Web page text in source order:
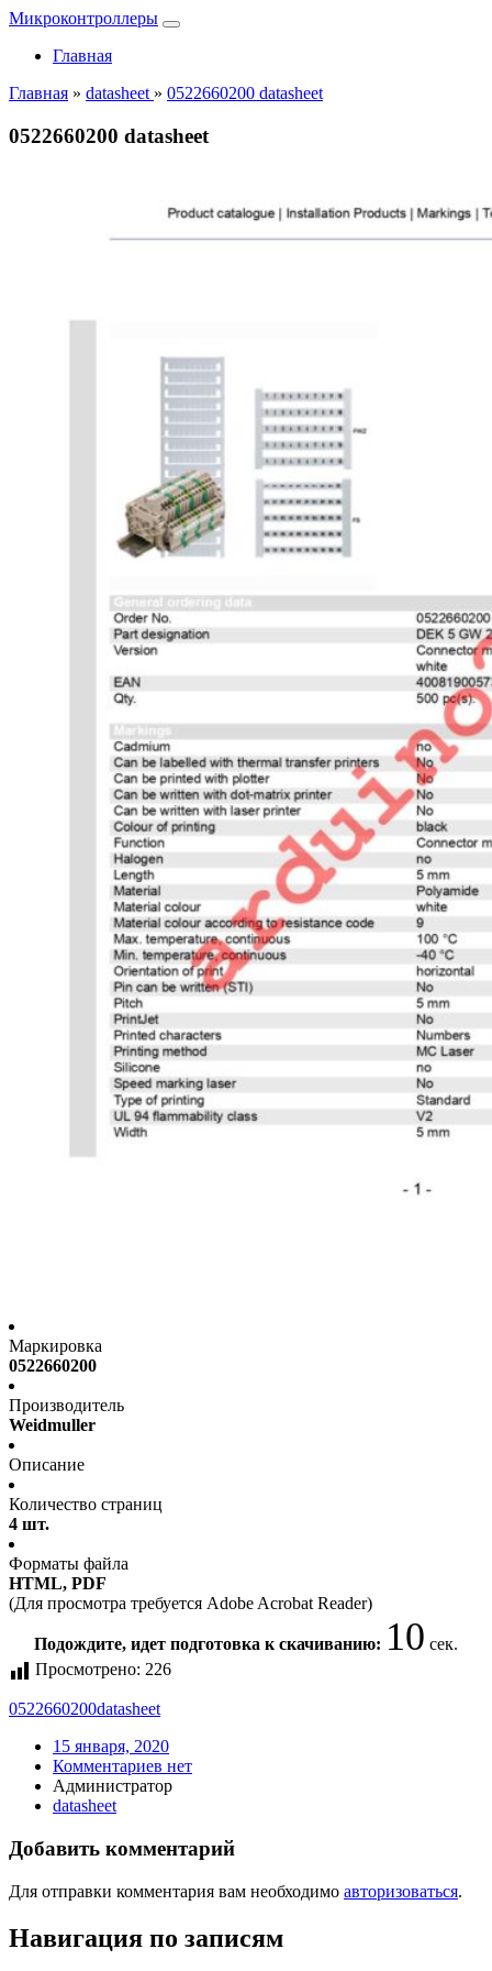
Микроконтроллеры
Главная
Главная » datasheet » 0522660200 datasheet
0522660200 datasheet
Маркировка
0522660200
Производитель
Weidmuller
Описание
Количество страниц
4 шт.
Форматы файла
HTML, PDF
(Для просмотра требуется Adobe Acrobat Reader)
Подождите, идет подготовка к скачиванию: 10 сек.
Просмотрено: 226
0522660200datasheet
15 января, 2020
Комментариев нет
Администратор
datasheet
Добавить комментарий
Для отправки комментария вам необходимо авторизоваться.
Навигация по записям